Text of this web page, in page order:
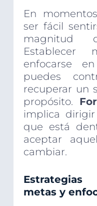
En
ser fácil
magnitud
Establecer
enfocarse
puedes
recuperar un
propósito.
implica
que está
aceptar
cambiar.
metas y